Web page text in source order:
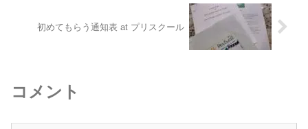
初めてもらう通知表 at プリスクール
コメント